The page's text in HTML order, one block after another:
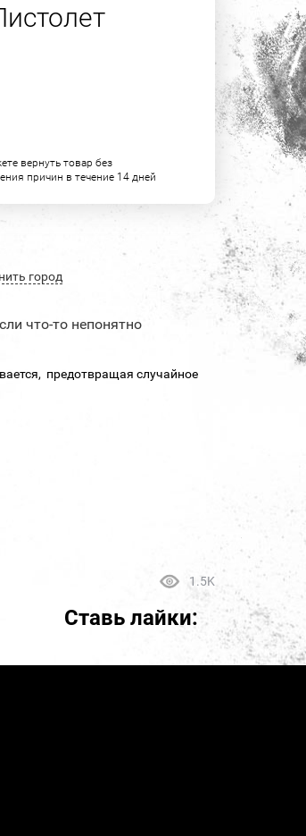
вернуть товар без
причин в течение 14 дней
город
что-то непонятно
предотвращая случайное
1.5K
Ставь лайки: